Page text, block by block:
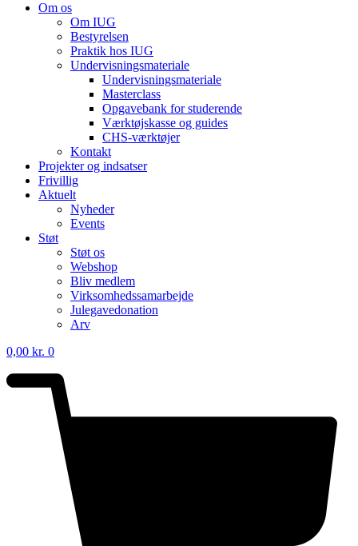
Om os
Om IUG
Bestyrelsen
Praktik hos IUG
Undervisningsmateriale
Undervisningsmateriale
Masterclass
Opgavebank for studerende
Værktøjskasse og guides
CHS-værktøjer
Kontakt
Projekter og indsatser
Frivillig
Aktuelt
Nyheder
Events
Støt
Støt os
Webshop
Bliv medlem
Virksomhedssamarbejde
Julegavedonation
Arv
0,00 kr. 0